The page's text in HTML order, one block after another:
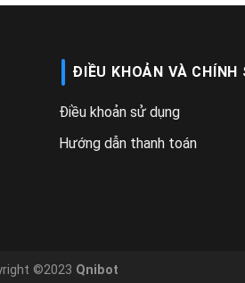
ĐIỀU KHOẢN VÀ CHÍNH
Điều khoản sử dụng
Hướng dẫn thanh toán
©2023 Qnibot